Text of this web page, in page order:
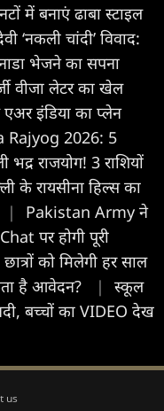
में बनाएं ढाबा स्टाइल
‘नकली चांदी’ विवाद:
भेजने का सपना
वीजा लेटर का खेल
इंडिया का प्लेन
Rajyog 2026: 5
राजयोग! 3 राशियों
के रायसीना हिल्स का
|
Pakistan Army ने
पर होगी पूरी
को मिलेगी हर साल
है आवेदन?
|
स्कूल
बच्चों का VIDEO देख
us